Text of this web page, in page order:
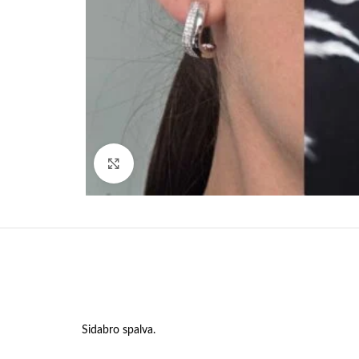
Paspauskite, kad padidinti
Sidabro spalva.